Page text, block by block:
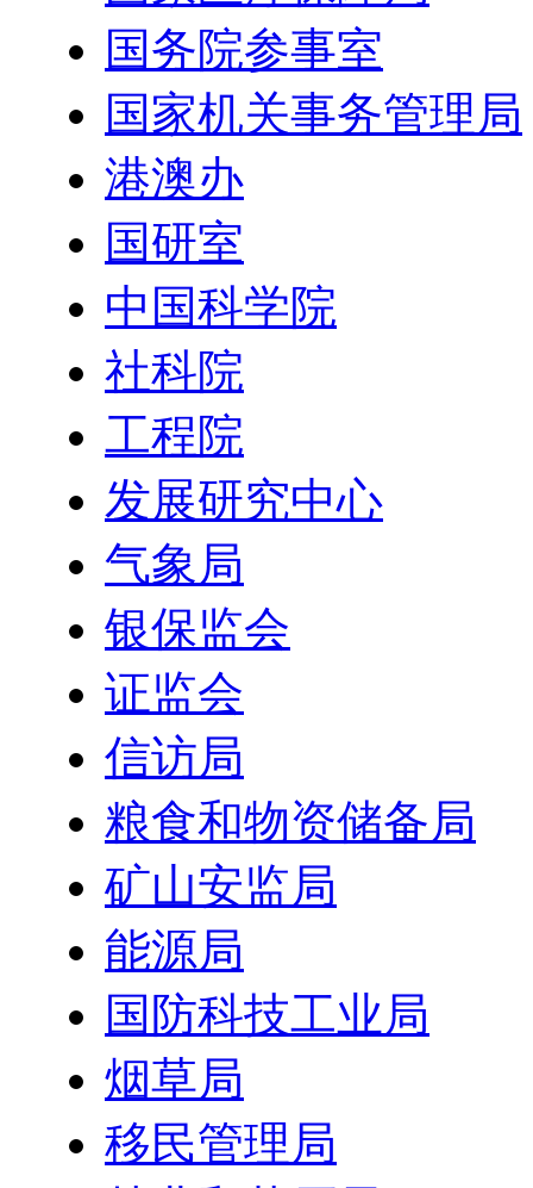
国务院参事室
国家机关事务管理局
港澳办
国研室
中国科学院
社科院
工程院
发展研究中心
气象局
银保监会
证监会
信访局
粮食和物资储备局
矿山安监局
能源局
国防科技工业局
烟草局
移民管理局